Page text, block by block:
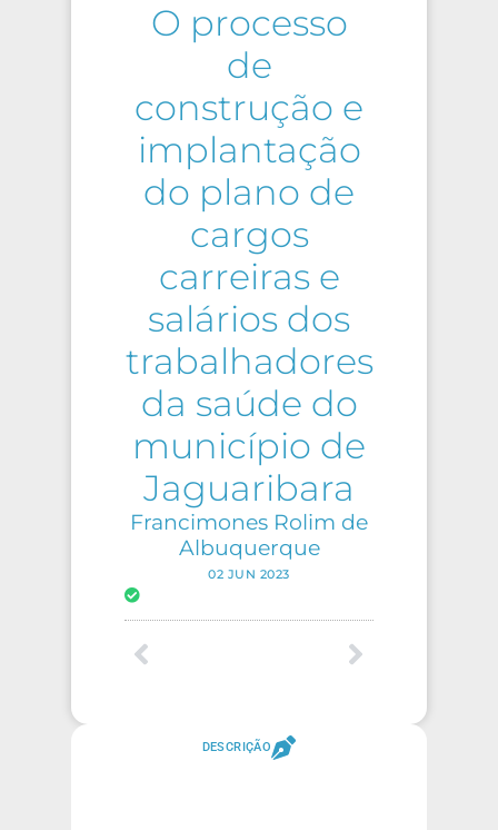
O processo
de
construção e
implantação
do plano de
cargos
carreiras e
salários dos
trabalhadores
da saúde do
município de
Jaguaribara
Francimones Rolim de
Albuquerque
02 JUN 2023
DESCRIÇÃO